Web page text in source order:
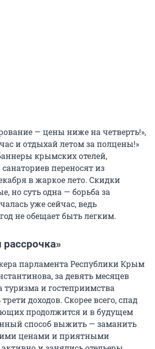
— цены ниже на четверть!»,
и отдыхай летом за полцены!»
крымских отелей,
переносят из
в жаркое лето. Скидки
но суть одна — борьба за
уже сейчас, ведь
не обещает быть легким.
рассрочка»
парламента Республики Крым
за девять месяцев
туризма и гостеприимства
доходов. Скорее всего, спад
продолжится и в будущем
способ выжить — заманить
ценами и приятными